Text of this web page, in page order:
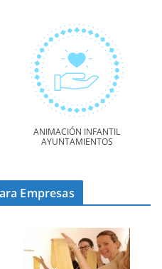
ANIMACIÓN INFANTIL
AYUNTAMIENTOS
Empresas